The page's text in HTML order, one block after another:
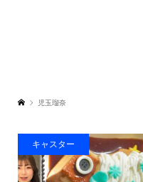
児玉瑠奈
キャスター